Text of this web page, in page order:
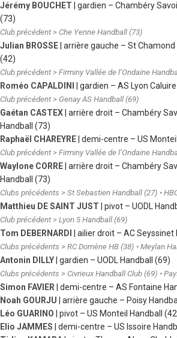
Jérémy BOUCHET | gardien – Chambéry
(73)
Club précédent > Che Yenne Handball (73)
Julian BROSSE | arrière gauche – St Chamond
(42)
Club précédent > Firminy Vallée de l’Ondaine
Roméo CAPALDINI | gardien – AS Lyon
Club précédent > Genay AS Handball (69)
Gaétan CASTEX | arrière droit – Chambéry
Handball (73)
Raphaël CHAREYRE | demi-centre – US
Club précédent > Firminy Vallée de l’Ondaine
Waylone CORRE | arrière droit – Chambéry
Handball (73)
Clubs précédents > St Sebastien Handball (27) •
Matthieu DE SAINT JUST | pivot – UODL
Club précédent > Lyon 5 Handball (69)
Tom DEBERNARDI | ailier droit – AC Seyssinet
Clubs précédents > RC Domène HB (38) • Meylan
Antonin DILLY | gardien – UODL Handball (69)
Clubs précédents > Civrieux Handball Club (69) •
Simon FAVIER | demi-centre – AS Fontaine
Noah GOURJU
| arrière gauche – Poisy
Léo GUARINO | pivot – US Monteil Handball
Elio JAMMES
| demi-centre – US Issoire